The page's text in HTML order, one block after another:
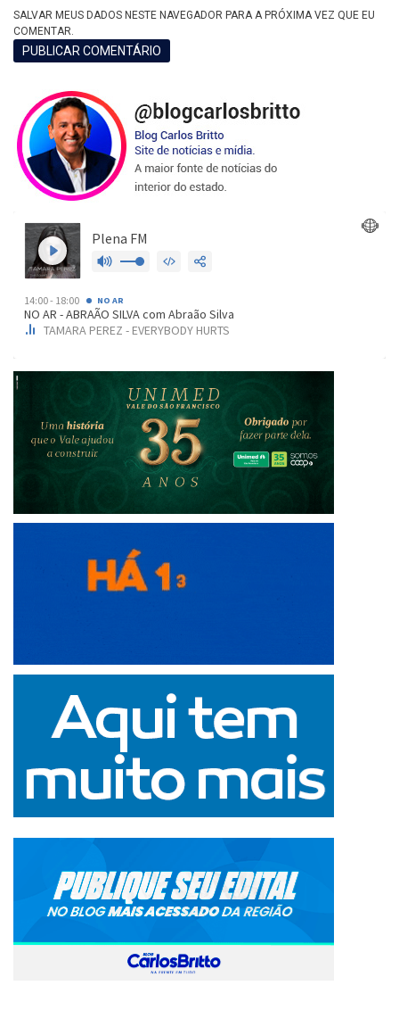
SALVAR MEUS DADOS NESTE NAVEGADOR PARA A PRÓXIMA VEZ QUE EU
COMENTAR.